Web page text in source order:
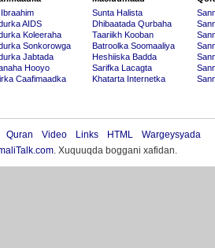
AIDS
Koleeraha
Sonkorowga
Jabtada
Hooyo
Caafimaadka
Sunta Halista
Dhibaatada Qurbaha
Taariikh Kooban
Batroolka Soomaaliya
Heshiiska Badda
Sarifka Lacagta
Khatarta Internetka
Quran Video Links HTML
Wargeysyada
. Xuquuqda boggani xafidan.